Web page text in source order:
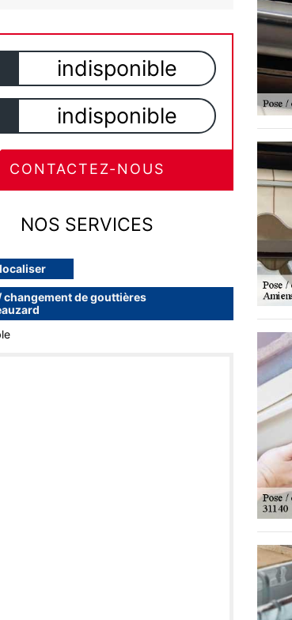
indisponible
indisponible
CONTACTEZ-NOUS
NOS SERVICES
changement de gouttières